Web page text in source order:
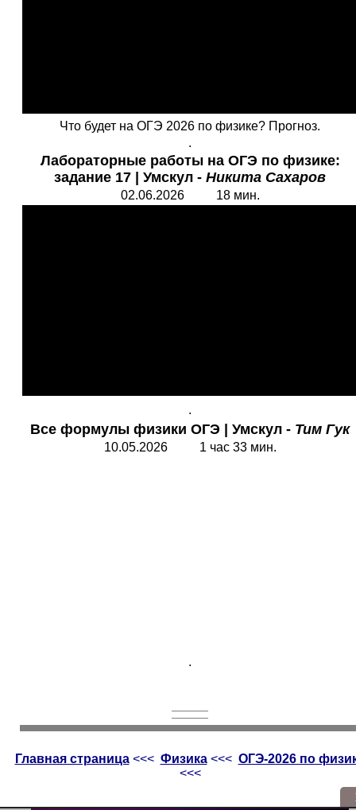
Что будет на ОГЭ 2026 по физике? Прогноз.
.
Лабораторные работы на ОГЭ по физике:
задание 17 | Умскул - Никита Сахаров
02.06.2026 18 мин.
.
Все формулы физики ОГЭ | Умскул - Тим Гук
10.05.2026 1 час 33 мин.
.
Главная страница<<< Физика<<< ОГЭ-2026 по
<<<